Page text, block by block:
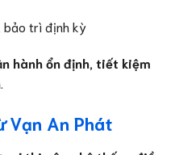
bảo trì định kỳ
hành ổn định, tiết kiệm
Vạn An Phát